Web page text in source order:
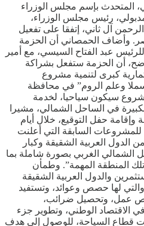
المتحدث بإسم مجلس الوزراء
رئيس مجلس الوزراء،
آل ثاني، إتفقا على تفعيل
وأضاف الحمصاني أن الحزمة
عبد الفتاح السيسي، مع أمير
أن الحزمة ستفعل بشراكة
كبرى لتنمية مشروع
وعلم الروم” في محافظة
سيكون سياحيا، لخدمة
في الساحل الشمالي، مشيرا
وإقامة حفل التوقيع، خلال أيام
السابقة التي أعلنت
الدول العربية الشقيقة وكبار
الشمالي الغربي بصورة شاملة بما
المنطقة المهمة”. وطمأن
والدول العربية الشقيقة
لها حصص وعوائد، وتستفيد
عمل، وتحصيل ضرائب،
الاقتصاد الوطني، وتطوير جزء
قطاع السياحة، للوصول إلى هدف